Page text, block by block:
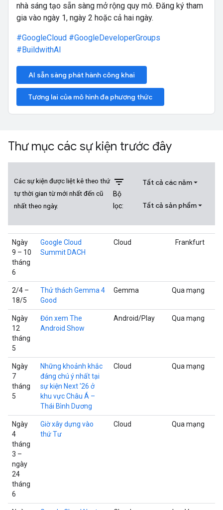
nhà sáng tạo sẵn sàng mở rộng quy mô. Đăng ký tham
gia vào ngày 1, ngày 2 hoặc cả hai ngày.
#GoogleCloud #GoogleDeveloperGroups
#BuildwithAI
AI sẵn sàng phát hành công khai
Tương lai của mô hình đa phương thức
Thư mục các sự kiện trước đây
Các sự kiện được liệt kê theo thứ
tự thời gian từ mới nhất đến cũ
nhất theo ngày.
filter_list
Bộ
lọc:
Tất cả các năm
Tất cả sản phẩm
Ngày
9 – 10
tháng
6
Google Cloud
Summit DACH
Cloud Frankfurt
2/4 –
18/5
Thử thách Gemma 4
Good
Gemma Qua mạng
Ngày
12
tháng
5
Đón xem The
Android Show
Android/Play Qua mạng
Ngày
7
tháng
5
Những khoảnh khắc
đáng chú ý nhất tại
sự kiện Next '26 ở
khu vực Châu Á –
Thái Bình Dương
Cloud Qua mạng
Ngày
4
tháng
3 –
ngày
24
tháng
6
Giờ xây dựng vào
thứ Tư
Cloud Qua mạng